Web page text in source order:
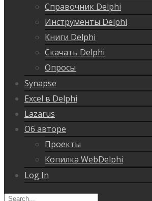
Справочник Delphi
Инструменты Delphi
Книги Delphi
Скачать Delphi
Опросы
Synapse
Excel в Delphi
Lazarus
Об авторе
Проекты
Копилка WebDelphi
Log In